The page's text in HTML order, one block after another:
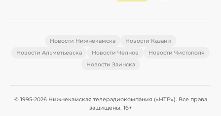
Новости Нижнекамска
Новости Казани
Новости Альметьевска
Новости Челнов
Новости Чистополя
Новости Заинска
© 1995-2026 Нижнекамская телерадиокомпания («НТР»). Все права
защищены. 16+